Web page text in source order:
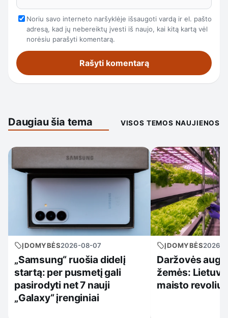
Noriu savo interneto naršyklėje išsaugoti vardą ir el. pašto
adresą, kad jų nebereiktų įvesti iš naujo, kai kitą kartą vėl
norėsiu parašyti komentarą.
Daugiau šia tema VISOS TEMOS NAUJIENOS
ĮDOMYBĖS2026-08-07
„Samsung“ ruošia didelį
startą: per pusmetį gali
pasirodyti net 7 nauji
„Galaxy“ įrenginiai
ĮDOMYBĖS2026-
Daržovės
žemės:
maisto